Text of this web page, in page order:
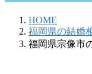
HOME
福岡県の結婚
福岡県宗像市